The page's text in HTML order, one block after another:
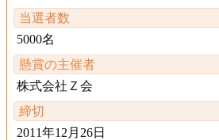
当選者数
5000名
懸賞の主催者
株式会社Ｚ会
締切
2011年12月26日